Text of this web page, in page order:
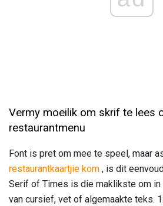
Vermy moeilik om skrif te lees
restaurantmenu
Font is pret om mee te speel, maar
restaurantkaartjie kom , is dit
Serif of Times is die maklikste om
van cursief, vet of algemaakte teks.